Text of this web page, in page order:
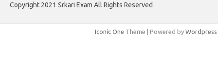
Copyright 2021 Srkari Exam All Rights Reserved
Iconic One Theme | Powered by Wordpress